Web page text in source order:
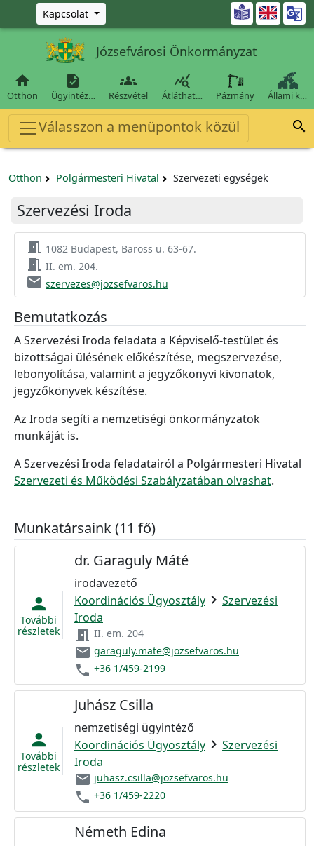
Ugrás a fő tartalomra
Kapcsolat 
Józsefvárosi Önkormányzat

Otthon

Ügyintéz…

Részvétel

Átláthat… Pázmány Állami k…
Válasszon a menüpontok közül 
Otthon Polgármesteri Hivatal Szervezeti egységek
Szervezési Iroda
meeting_room 1082 Budapest, Baross u. 63-67.
meeting_room II. em. 204.
email szervezes@jozsefvaros.hu
Bemutatkozás
A Szervezési Iroda feladata a Képviselő-testület és
bizottságai ülésének előkészítése, megszervezése,
lebonyolítása, valamint a jegyzőkönyvi kivonatok,
jegyzőkönyvek készítése.
Az Iroda segíti a nemzetiségi önkormányzatok
munkáját is.
A Szervezési Iroda feladatairól a Polgármesteri Hivatal
Szervezeti és Működési Szabályzatában olvashat.
Munkatársaink (11 fő)
person
További
részletek
dr. Garaguly Máté
irodavezető
Koordinációs Ügyosztály chevron_right Szervezési
Iroda
meeting_room II. em. 204
email garaguly.mate@jozsefvaros.hu
phone +36 1/459-2199
person
További
részletek
Juhász Csilla
nemzetiségi ügyintéző
Koordinációs Ügyosztály chevron_right Szervezési
Iroda
email juhasz.csilla@jozsefvaros.hu
phone +36 1/459-2220
Németh Edina